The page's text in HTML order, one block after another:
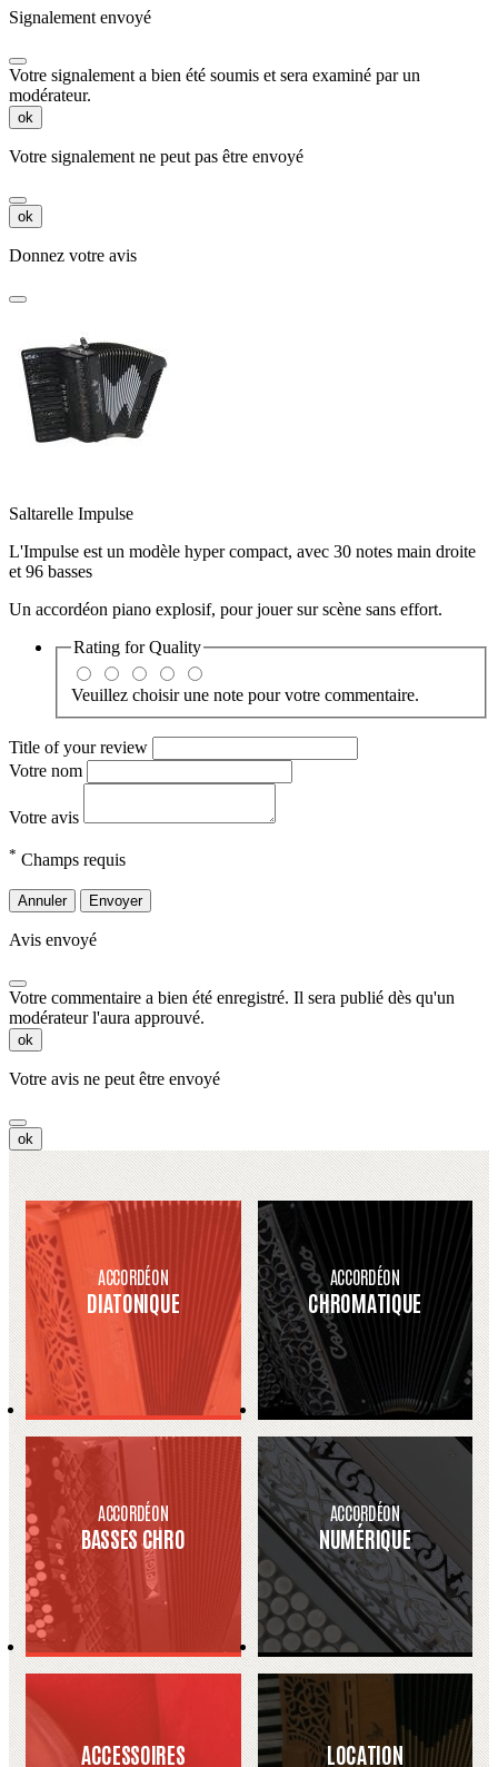
Signalement envoyé
Votre signalement a bien été soumis et sera examiné par un
modérateur.
ok
Votre signalement ne peut pas être envoyé
ok
Donnez votre avis
Saltarelle Impulse
L'Impulse est un modèle hyper compact, avec 30 notes main droite
et 96 basses
Un accordéon piano explosif, pour jouer sur scène sans effort.
Rating forQuality
Veuillez choisir une note pour votre commentaire.
Title of your review
Votre nom
Votre avis
* Champs requis
Annuler Envoyer
Avis envoyé
Votre commentaire a bien été enregistré. Il sera publié dès qu'un
modérateur l'aura approuvé.
ok
Votre avis ne peut être envoyé
ok
ACCORDÉON
DIATONIQUE
ACCORDÉON
CHROMATIQUE
ACCORDÉON
BASSES CHRO
ACCORDÉON
NUMÉRIQUE
ACCESSOIRES LOCATION